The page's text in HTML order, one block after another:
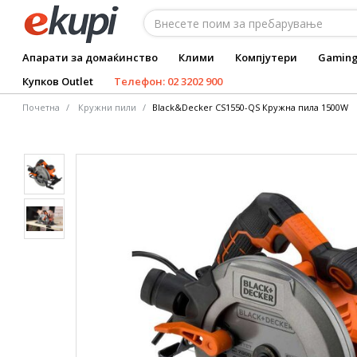
Апарати за домаќинство Клими Компјутери
Купков Outlet
Телефон: 02 3202 900
Почетна Кружни пили Black&Decker CS1550-QS Кружна пила 1500W